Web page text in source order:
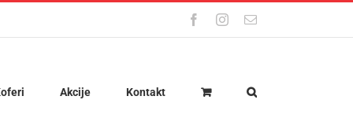
FacebookInstagram
Email
Akcije Kontakt